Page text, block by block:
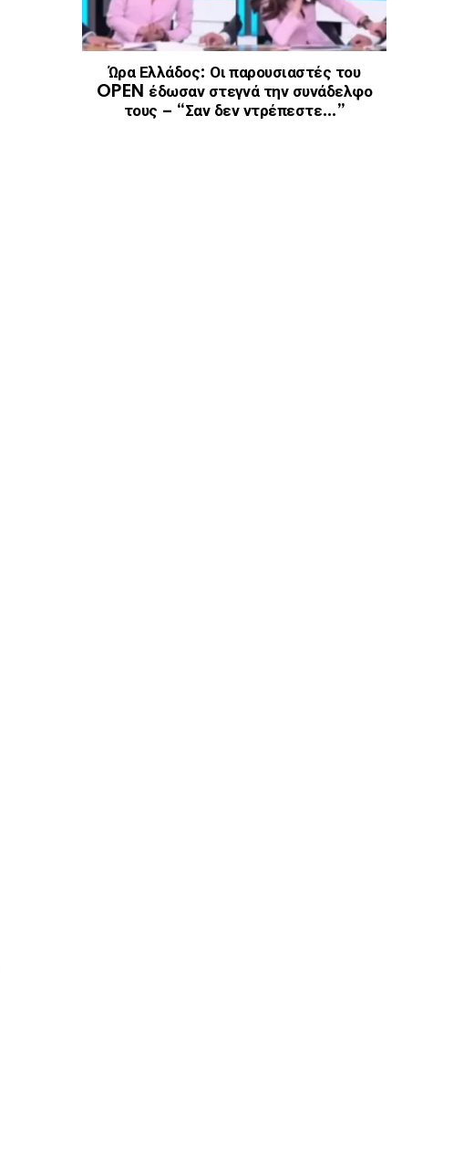
Ώρα Ελλάδος: Οι παρουσιαστές του
OPEN έδωσαν στεγνά την συνάδελφο
τους – “Σαν δεν ντρέπεστε…”